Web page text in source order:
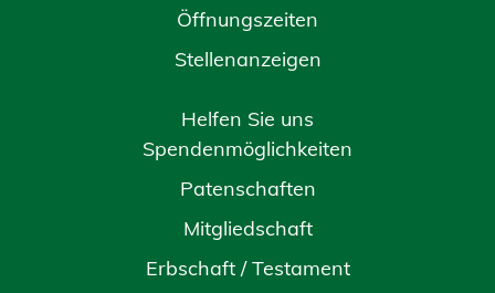
Öffnungszeiten
Stellenanzeigen
Helfen Sie uns
Spendenmöglichkeiten
Patenschaften
Mitgliedschaft
Erbschaft / Testament